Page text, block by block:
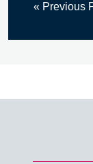
« Previous